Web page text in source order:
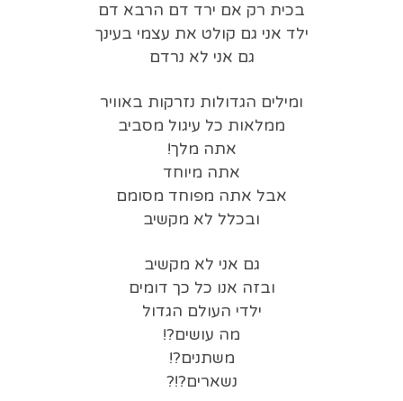
בכית רק אם ירד דם הרבא דם
ילד אני גם קולט את עצמי בעינך
גם אני לא נרדם
ומילים הגדולות נזרקות באוויר
ממלאות כל עיגול מסביב
אתה מלך!
אתה מיוחד
אבל אתה מפוחד מסומם
ובכלל לא מקשיב
גם אני לא מקשיב
ובזה אנו כל כך דומים
ילדי העולם הגדול
מה עושים?!
משתנים?!
נשארים?!?